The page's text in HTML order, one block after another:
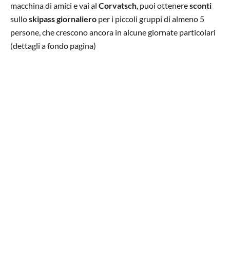
macchina di amici e vai al Corvatsch, puoi otteneresconti
sulloskipassgiornaliero per i piccoli gruppi di almeno 5
persone, che crescono ancora in alcune giornate particolari
(dettagli a fondo pagina)